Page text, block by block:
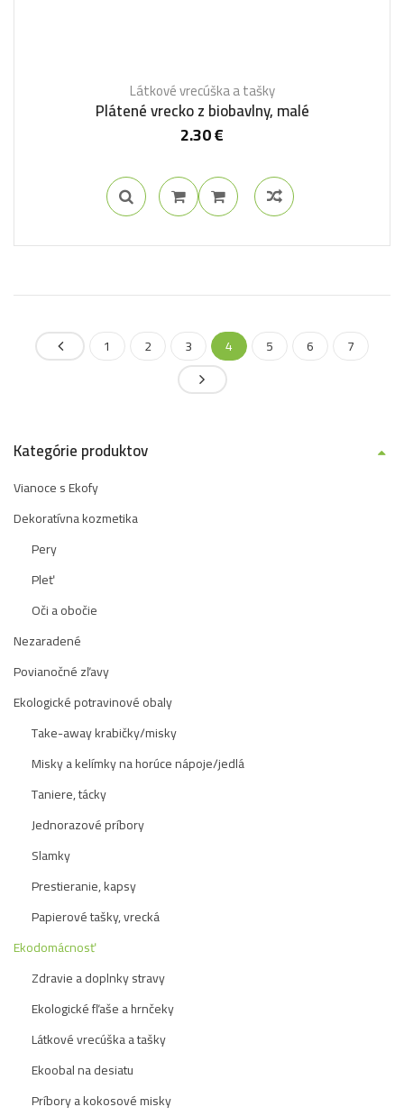
Látkové vrecúška a tašky
Plátené vrecko z biobavlny, malé
2.30€
1 2 3 4 5 6 7
Kategórie produktov
Vianoce s Ekofy
Dekoratívna kozmetika
Pery
Pleť
Oči a obočie
Nezaradené
Povianočné zľavy
Ekologické potravinové obaly
Take-away krabičky/misky
Misky a kelímky na horúce nápoje/jedlá
Taniere, tácky
Jednorazové príbory
Slamky
Prestieranie, kapsy
Papierové tašky, vrecká
Ekodomácnosť
Zdravie a doplnky stravy
Ekologické fľaše a hrnčeky
Látkové vrecúška a tašky
Ekoobal na desiatu
Príbory a kokosové misky